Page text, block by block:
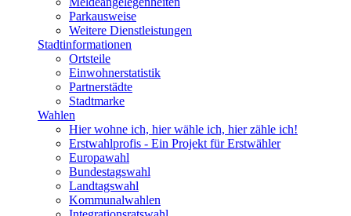
Parkausweise
Weitere Dienstleistungen
Stadtinformationen
Ortsteile
Einwohnerstatistik
Partnerstädte
Stadtmarke
Wahlen
Hier wohne ich, hier wähle ich, hier zähle ich!
Erstwahlprofis - Ein Projekt für Erstwähler
Europawahl
Bundestagswahl
Landtagswahl
Kommunalwahlen